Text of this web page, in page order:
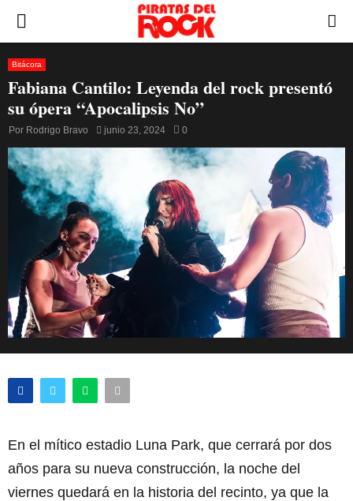
PRIMARY
MENU
Bitácora
Fabiana Cantilo: Leyenda del rock presentó
su ópera “Apocalipsis No”
Por Rodrigo Bravo junio 23, 2024 0
En el mítico estadio Luna Park, que cerrará por dos
años para su nueva construcción, la noche del
viernes quedará en la historia del recinto, ya que la